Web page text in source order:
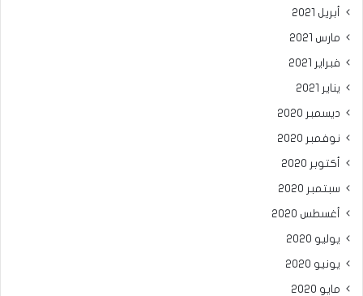
أبريل 2021
مارس 2021
فبراير 2021
يناير 2021
ديسمبر 2020
نوفمبر 2020
أكتوبر 2020
سبتمبر 2020
أغسطس 2020
يوليو 2020
يونيو 2020
مايو 2020